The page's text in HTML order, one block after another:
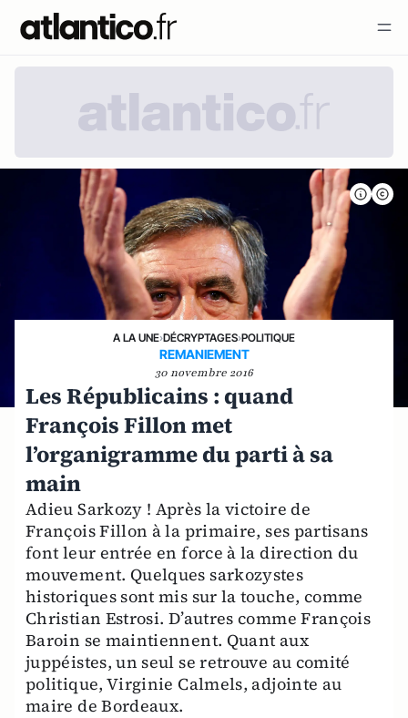
A LA UNE›DÉCRYPTAGES›POLITIQUE
REMANIEMENT
30 novembre 2016
Les Républicains : quand
François Fillon met
l’organigramme du parti à sa
main
Adieu Sarkozy ! Après la victoire de
François Fillon à la primaire, ses partisans
font leur entrée en force à la direction du
mouvement. Quelques sarkozystes
historiques sont mis sur la touche, comme
Christian Estrosi. D’autres comme François
Baroin se maintiennent. Quant aux
juppéistes, un seul se retrouve au comité
politique, Virginie Calmels, adjointe au
maire de Bordeaux.